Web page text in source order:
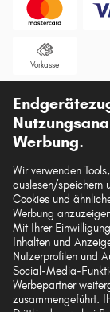
Vorkasse
Unsere
Die hier dargestellten
vervielfältigt werden.
Datenbank ohne
Einbeziehung Dritter in
unautorisierte Nutzung
und kann rechtliche
Vertrag
Werbung.
Wir verwenden
auslesen/speichern
Cookies und
Werbung
Mit Ihrer
Inhalten und
Nutzerprofilen und
Social-Media-
Werbepartner
zusammengeführt.